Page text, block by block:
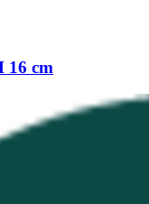
16 cm